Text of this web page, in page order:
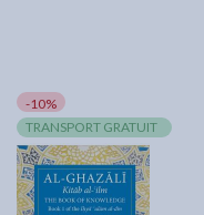
-10%
TRANSPORT GRATUIT